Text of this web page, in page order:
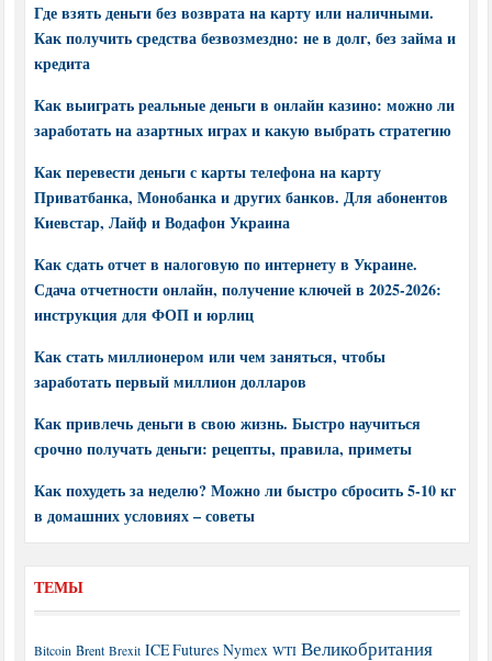
Где взять деньги без возврата на карту или наличными.
Как получить средства безвозмездно: не в долг, без займа и
кредита
Как выиграть реальные деньги в онлайн казино: можно ли
заработать на азартных играх и какую выбрать стратегию
Как перевести деньги с карты телефона на карту
Приватбанка, Монобанка и других банков. Для абонентов
Киевстар, Лайф и Водафон Украина
Как сдать отчет в налоговую по интернету в Украине.
Сдача отчетности онлайн, получение ключей в 2025-2026:
инструкция для ФОП и юрлиц
Как стать миллионером или чем заняться, чтобы
заработать первый миллион долларов
Как привлечь деньги в свою жизнь. Быстро научиться
срочно получать деньги: рецепты, правила, приметы
Как похудеть за неделю? Можно ли быстро сбросить 5-10 кг
в домашних условиях – советы
ТЕМЫ
Bitcoin Brent Brexit ICE Futures Nymex WTI Великобритания